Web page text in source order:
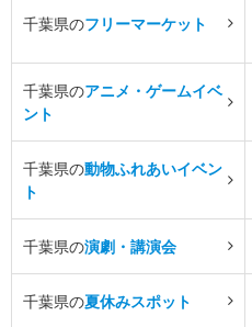
千葉県のフリーマーケット
千葉県のアニメ・ゲームイベ
ント
千葉県の動物ふれあいイベン
ト
千葉県の演劇・講演会
千葉県の夏休みスポット